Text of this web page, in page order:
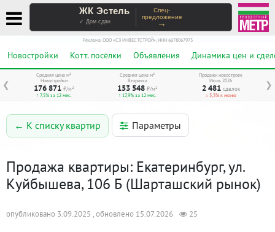
ЖК Эстель
✓ Дом сдан
Спец-
предложение
→
Реклама. ООО «СЗ ИНВЕСТСТРОЙ», ИНН 6678067973
Новостройки Котт. посёлки Объявления Динамика цен и
❮ ❯
Средняя цена м²
Новостройки
176 871 ₽/м²
↑ 7,5% за 12 мес.
Средняя цена м²
Вторичка
153 548 ₽/м²
↑ 17,9% за 12 мес.
Продажи новостроек
Июль 2026
2 481 сделок
↓ 5,3% к июню
← К списку квартир Параметры
Продажа квартиры: Екатеринбург, ул.
Куйбышева, 106 Б (Шарташский рынок)
опубликовано 3.09.2025 , обновлено 15.07.2026 25